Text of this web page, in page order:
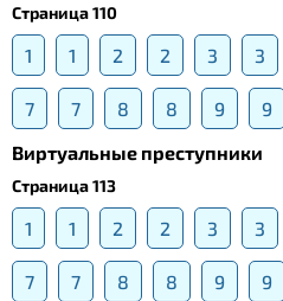
Страница 110
1 1 2 2 3 3
7 7 8 8 9 9
Виртуальные преступники
Страница 113
1 1 2 2 3 3
7 7 8 8 9 9